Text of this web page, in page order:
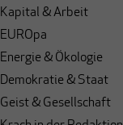
Kapital & Arbeit
EUROpa
Energie & Ökologie
Demokratie & Staat
Geist & Gesellschaft